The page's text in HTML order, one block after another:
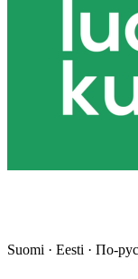
Suomi · Eesti · По-